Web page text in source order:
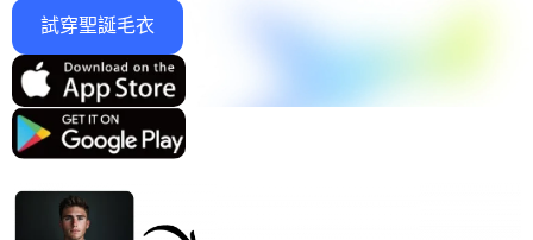
AI擁抱生成器
支援的人工智慧模型
文字轉圖片
支援的人工智慧模型
Seedream 5.0 專業版
相片編輯與創作工具
照片增強器
物件移除器
定價
試穿聖誕毛衣